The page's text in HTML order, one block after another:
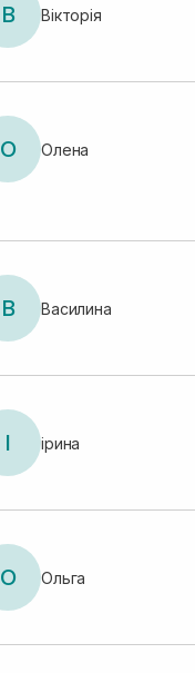
В Вікторія
О Олена
В Василина
I iрина
О Ольга